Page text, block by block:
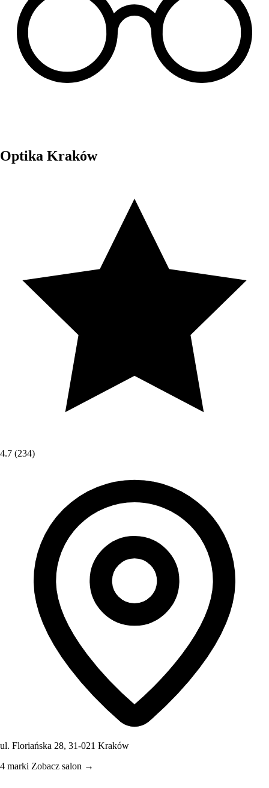
Optika Kraków
4.7 (234)
ul. Floriańska 28, 31-021 Kraków
4 marki Zobacz salon →